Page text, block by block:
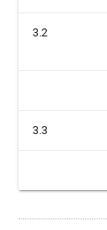
3.2
3.3